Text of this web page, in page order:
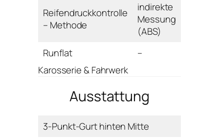
Reifendruckkontrolle
– Methode
indirekte
Messung
(ABS)
Runflat
–
Karosserie & Fahrwerk
Ausstattung
3-Punkt-Gurt hinten Mitte